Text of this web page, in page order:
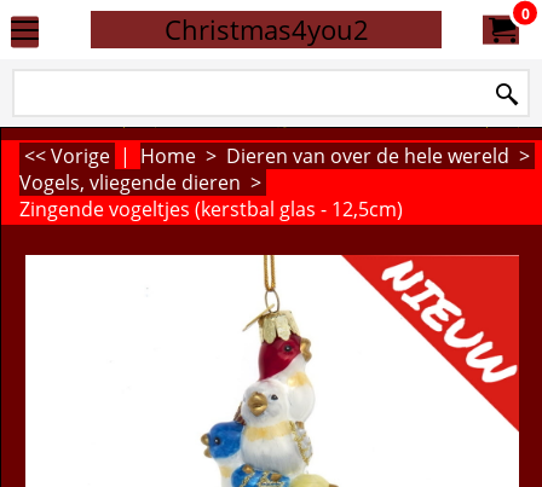
Christmas4you2 0
<< Vorige | Home > Dieren van over de hele wereld >
Vogels, vliegende dieren >
Zingende vogeltjes (kerstbal glas - 12,5cm)